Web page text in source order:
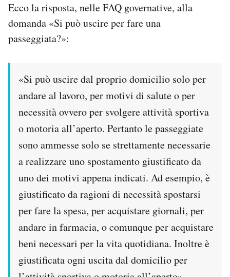
Ecco la risposta, nelle FAQ governative, alla
domanda «Si può uscire per fare una
passeggiata?»:
«Si può uscire dal proprio domicilio solo per
andare al lavoro, per motivi di salute o per
necessità ovvero per svolgere attività sportiva
o motoria all’aperto. Pertanto le passeggiate
sono ammesse solo se strettamente necessarie
a realizzare uno spostamento giustificato da
uno dei motivi appena indicati. Ad esempio, è
giustificato da ragioni di necessità spostarsi
per fare la spesa, per acquistare giornali, per
andare in farmacia, o comunque per acquistare
beni necessari per la vita quotidiana. Inoltre è
giustificata ogni uscita dal domicilio per